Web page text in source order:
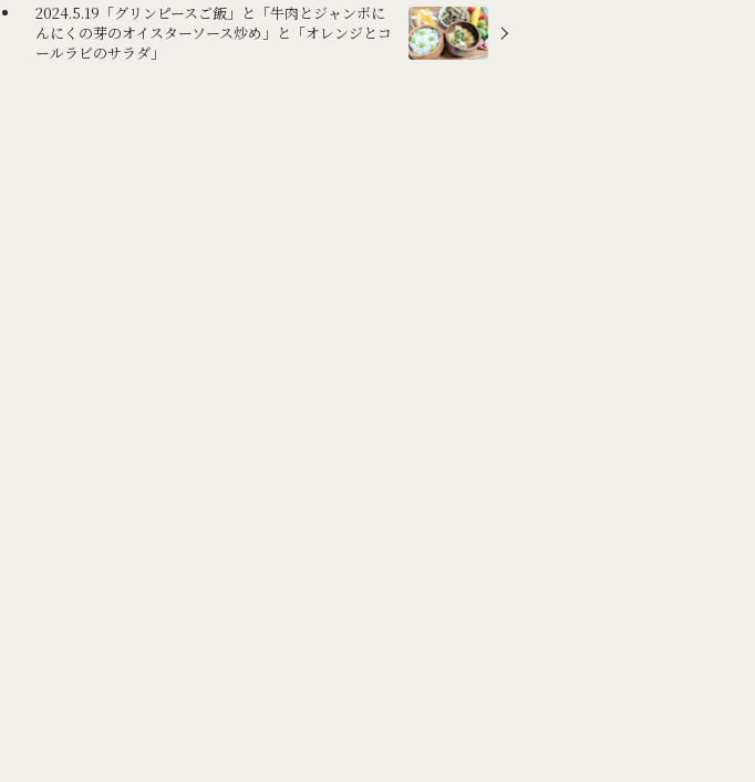
2024.5.19「グリンピースご飯」と「牛肉とジャンボに
んにくの芽のオイスターソース炒め」と「オレンジとコ
ールラビのサラダ」